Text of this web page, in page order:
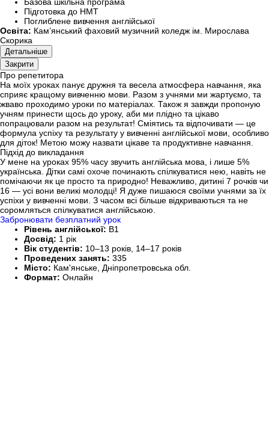
Підготовка до НМТ
Поглиблене вивчення англійської
Освіта: Кам’янський фаховий музичний коледж ім. Мирослава
Скорика
Детальніше
Закрити
Про репетитора
На моїх уроках панує дружня та весела атмосфера навчання, яка
сприяє кращому вивченню мови. Разом з учнями ми жартуємо, та
жваво проходимо уроки по матеріалах. Також я завжди пропоную
учням принести щось до уроку, аби ми плідно та цікаво
попрацювали разом на результат! Сміятись та відпочивати — це
формула успіху та результату у вивченні англійської мови, особливо
для діток! Метою можу назвати цікаве та продуктивне навчання.
Підхід до викладання
У мене на уроках 95% часу звучить англійська мова, і лише 5%
українська. Дітки самі охоче починають спілкуватися нею, навіть не
помічаючи як це просто та природно! Неважливо, дитині 7 рочків чи
16 — усі вони великі молодці! Я дуже пишаюся своїми учнями за їх
успіхи у вивченні мови. З часом всі більше відкриваються та не
соромляться спілкуватися англійською.
Забронювати безплатний урок
Рівень англійської: B1
Досвід: 1 рік
Вік студентів: 10–13 років, 14–17 років
Проведених занять: 335
Місто: Кам'янське, Дніпропетровська обл.
Формат: Онлайн